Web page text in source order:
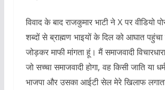
विवाद के बाद राजकुमार भाटी ने X पर वीडियो
शब्दों से ब्राह्मण भाइयों के दिल को आघात
जोड़कर माफी मांगता हूं। मैं समाजवादी
जो सच्चा समाजवादी होगा, वह किसी जाति या
भाजपा और उसका आईटी सेल मेरे खिलाफ